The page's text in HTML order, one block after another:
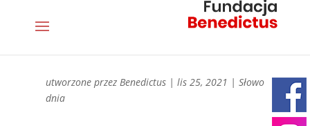
utworzone przez Benedictus| lis 25, 2021 | Słowo
dnia